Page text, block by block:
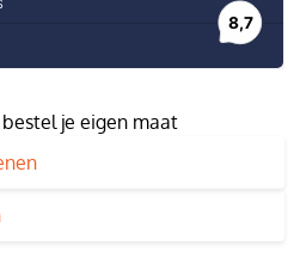
je eigen maat